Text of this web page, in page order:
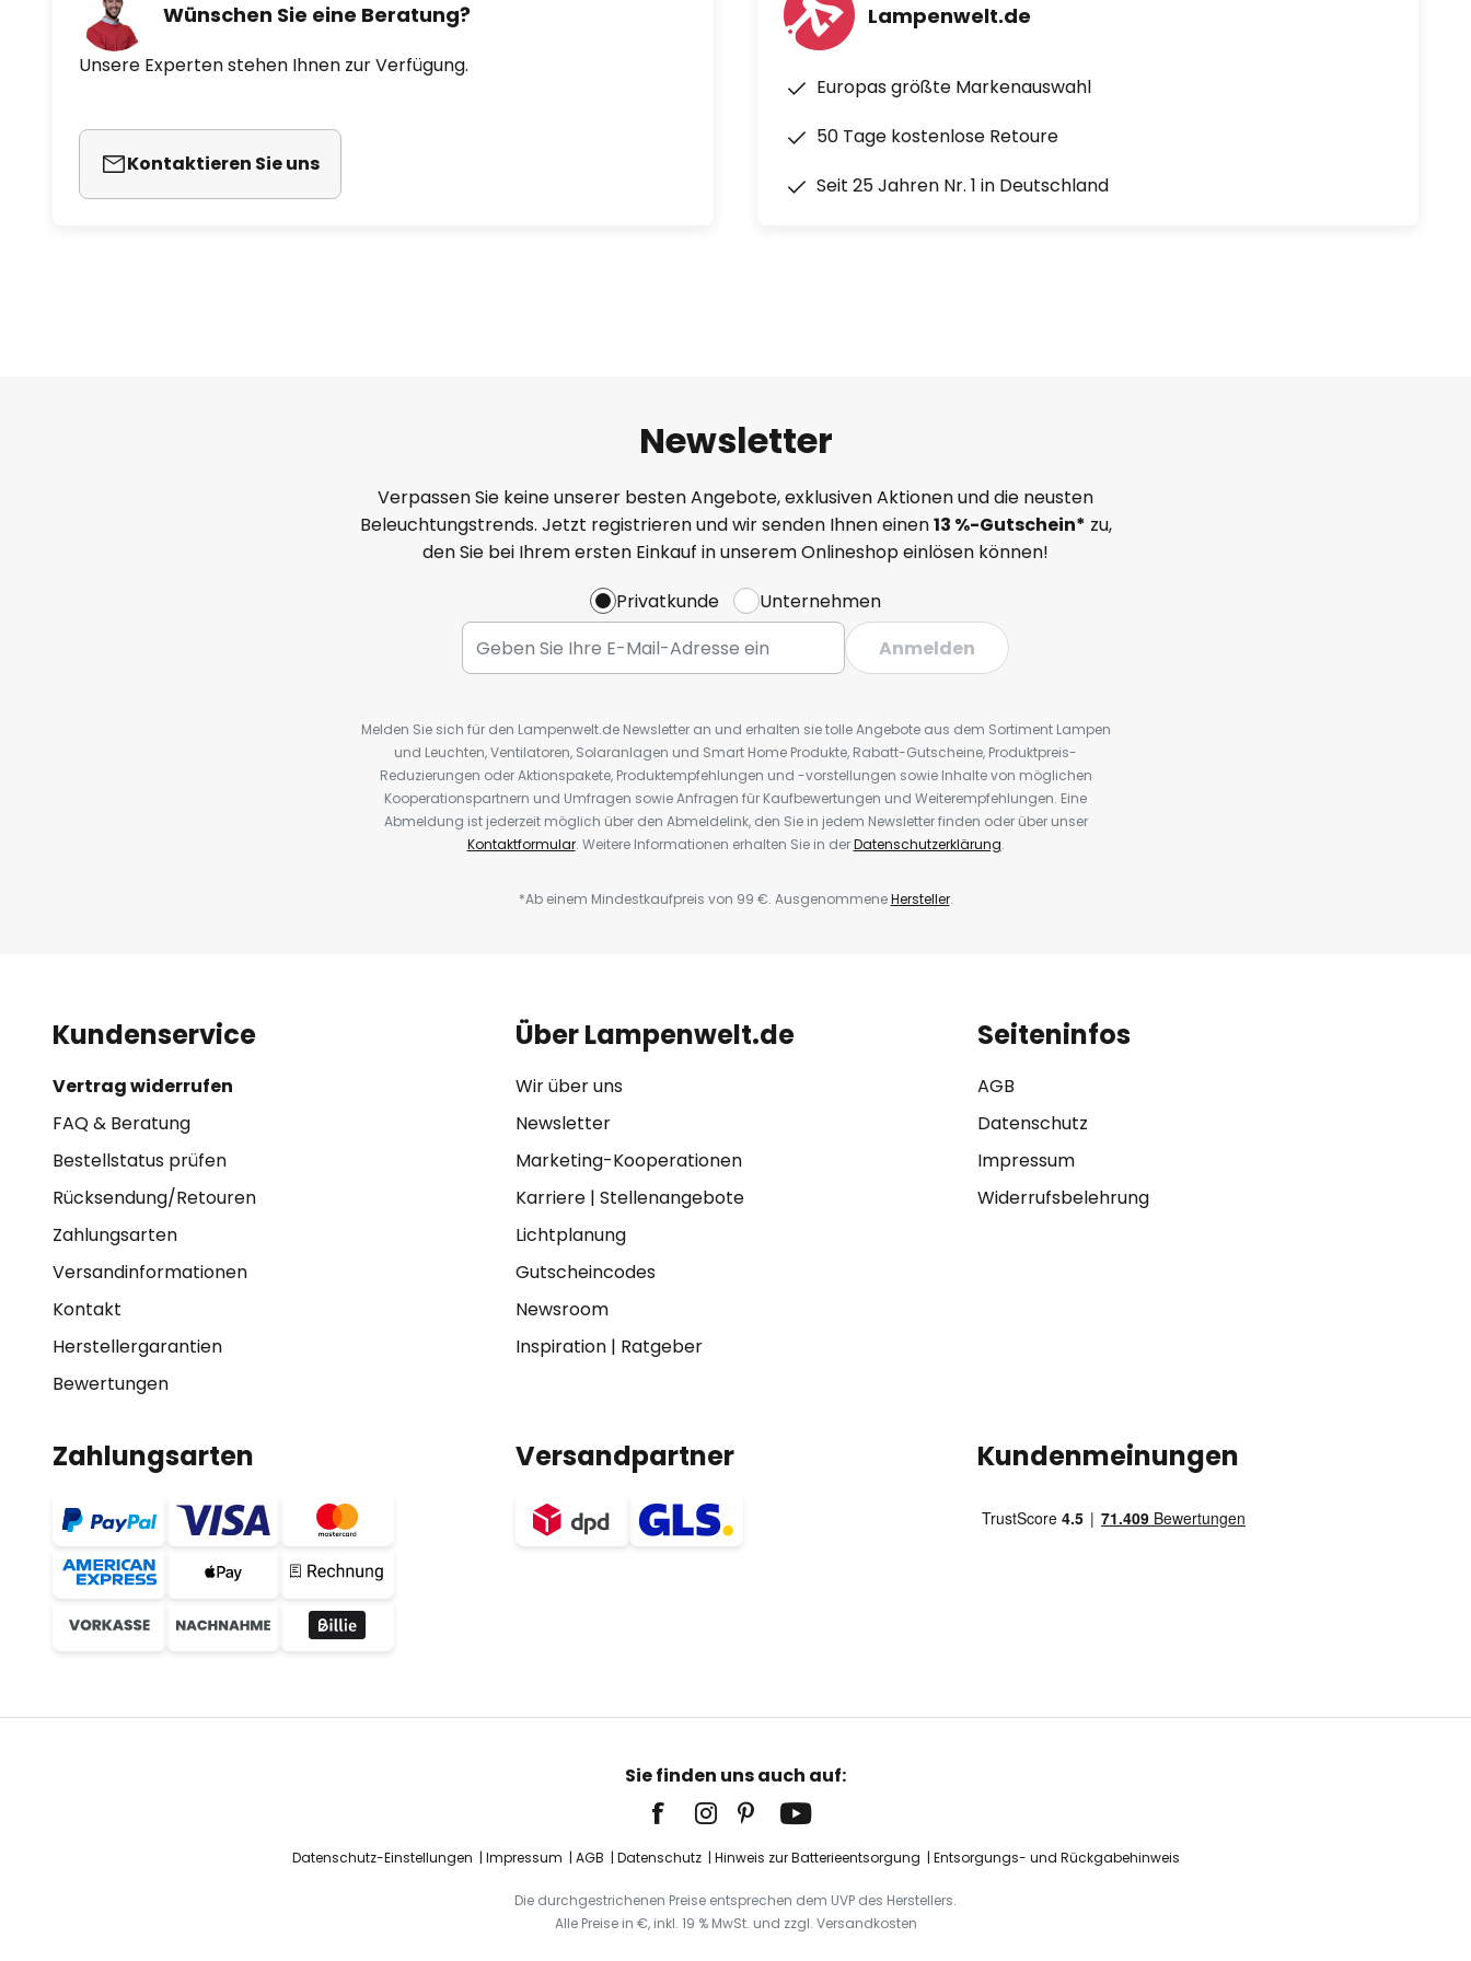
der Smart Friends Box
- intuitive Sprachsteuerung durch Amazon Alexa möglich
- einfache Plug and Play Installation
Wünschen Sie eine Beratung?
Unsere Experten stehen Ihnen zur Verfügung.
Kontaktieren Sie uns
Lampenwelt.de
Europas größte Markenauswahl
50 Tage kostenlose Retoure
Seit 25 Jahren Nr. 1 in Deutschland
Newsletter
Verpassen Sie keine unserer besten Angebote, exklusiven Aktionen und die neusten
Beleuchtungstrends. Jetzt registrieren und wir senden Ihnen einen13 %-Gutschein* zu,
den Sie bei Ihrem ersten Einkauf in unserem Onlineshop einlösen können!
Privatkunde
Unternehmen
Anmelden
Melden Sie sich für den Lampenwelt.de Newsletter an und erhalten sie tolle Angebote aus dem Sortiment Lampen
und Leuchten, Ventilatoren, Solaranlagen und Smart Home Produkte, Rabatt-Gutscheine, Produktpreis-
Reduzierungen oder Aktionspakete, Produktempfehlungen und -vorstellungen sowie Inhalte von möglichen
Kooperationspartnern und Umfragen sowie Anfragen für Kaufbewertungen und Weiterempfehlungen. Eine
Abmeldung ist jederzeit möglich über den Abmeldelink, den Sie in jedem Newsletter finden oder über unser
Kontaktformular. Weitere Informationen erhalten Sie in derDatenschutzerklärung.
*Ab einem Mindestkaufpreis von 99 €. AusgenommeneHersteller.
Kundenservice
Vertrag widerrufen
FAQ & Beratung
Bestellstatus prüfen
Rücksendung/Retouren
Zahlungsarten
Versandinformationen
Kontakt
Herstellergarantien
Bewertungen
Über Lampenwelt.de
Wir über uns
Newsletter
Marketing-Kooperationen
Karriere| Stellenangebote
Lichtplanung
Gutscheincodes
Newsroom
Inspiration| Ratgeber
Seiteninfos
AGB
Datenschutz
Impressum
Widerrufsbelehrung
Zahlungsarten Versandpartner Kundenmeinungen
Sie finden uns auch auf:
Datenschutz-Einstellungen Impressum AGB Datenschutz Hinweis zur Batterieentsorgung Entsorgungs- und Rückgabehinweis
Die durchgestrichenen Preise entsprechen dem UVP des Herstellers.
Alle Preise in €, inkl. 19 % MwSt. und zzgl. Versandkosten